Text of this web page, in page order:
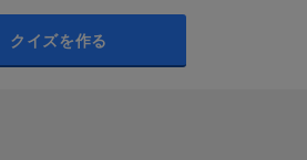
クイズを作る